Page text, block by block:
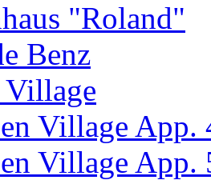
"Roland"
Benz
Village
Village App.
Village App.